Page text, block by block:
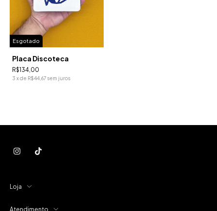
Esgotado
Placa Discoteca
R$134,00
3 xde R$44,67 sem juros
Loja
Atendimento